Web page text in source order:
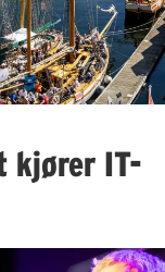
kjører IT-